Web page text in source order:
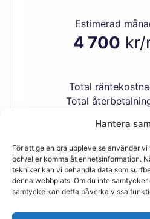
Hantera
För att ge en bra upplevelse använder
och/eller komma åt enhetsinformation.
tekniker kan vi behandla data som
denna webbplats. Om du inte
samtycke kan detta påverka vissa
Estimerad
4 700 kr/
Total
Total
Ansök om det
här →